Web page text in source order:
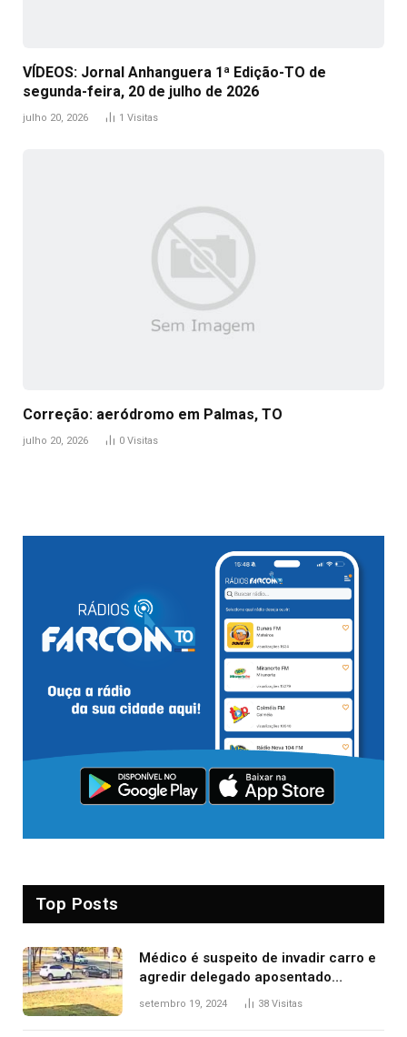
VÍDEOS: Jornal Anhanguera 1ª Edição-TO de
segunda-feira, 20 de julho de 2026
julho 20, 2026 1 Visitas
Correção: aeródromo em Palmas, TO
julho 20, 2026 0 Visitas
Top Posts
Médico é suspeito de invadir carro e
agredir delegado aposentado
durante confusão no trânsito
setembro 19, 2024 38 Visitas